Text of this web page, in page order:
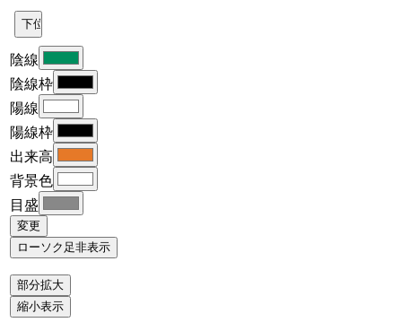
陰線
陰線枠
陽線
陽線枠
出来高
背景色
目盛